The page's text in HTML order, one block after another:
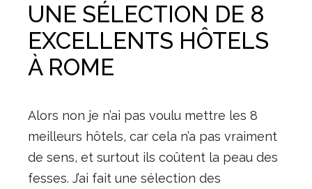
UNE SÉLECTION DE 8
EXCELLENTS HÔTELS
À ROME
Alors non je n’ai pas voulu mettre les 8
meilleurs hôtels, car cela n’a pas vraiment
de sens, et surtout ils coûtent la peau des
fesses. J’ai fait une sélection des